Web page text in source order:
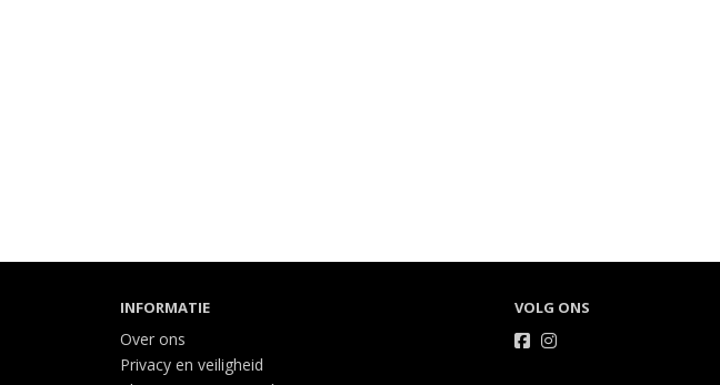
INFORMATIE
Over ons
Privacy en veiligheid
VOLG ONS